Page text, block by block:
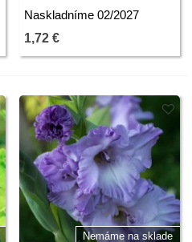
3 ks
Naskladníme 02/2027
1,72 €
Nemáme na sklade